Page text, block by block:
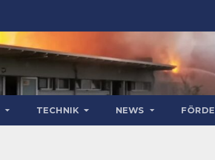
TECHNIK NEWS